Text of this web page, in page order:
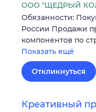
ООО "ЩЕДРЫЙ
Обязанности:
России Продажи
компонентов по
Показать ещё
Откликнуться
Креативный